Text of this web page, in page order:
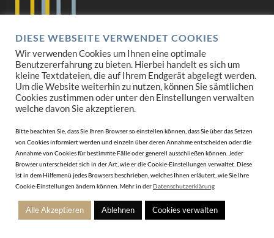
Datenschutz
Impressum
AGB
DIESE WEBSEITE VERWENDET COOKIES
Wir verwenden Cookies um Ihnen eine optimale
Benutzererfahrung zu bieten. Hierbei handelt es sich um
kleine Textdateien, die auf Ihrem Endgerät abgelegt werden.
Um die Website weiterhin zu nutzen, können Sie sämtlichen
Cookies zustimmen oder unter den Einstellungen verwalten
welche davon Sie akzeptieren.
Bitte beachten Sie, dass Sie Ihren Browser so einstellen können, dass Sie über das Setzen
von Cookies informiert werden und einzeln über deren Annahme entscheiden oder die
Annahme von Cookies für bestimmte Fälle oder generell ausschließen können. Jeder
Browser unterscheidet sich in der Art, wie er die Cookie-Einstellungen verwaltet. Diese
ist in dem Hilfemenü jedes Browsers beschrieben, welches Ihnen erläutert, wie Sie Ihre
Cookie-Einstellungen ändern können. Mehr in derDatenschutzerklärung
Alle Akzeptieren Ablehnen Cookies verwalten